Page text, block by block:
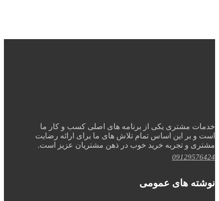
خدمات مشتری یکی از برنامه های اصلی کسب و کار ما
است و بر این اساس تمام تلاش های ما برای ارائه رضایت
مشتری و تجربه خرید خوب در ذهن مشتریان عزیز است.
09129576424
نوشته های عمومی